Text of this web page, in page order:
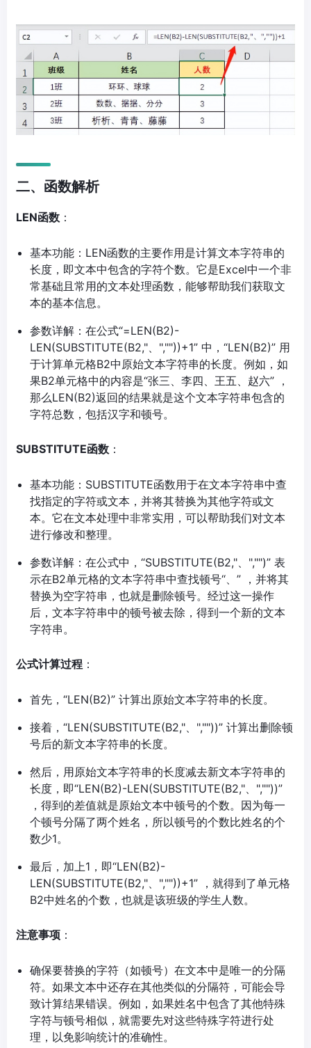
二、函数解析
LEN函数 ：
基本功能：LEN函数的主要作用是计算文本字符串的
长度，即文本中包含的字符个数。它是Excel中一个非
常基础且常用的文本处理函数，能够帮助我们获取文
本的基本信息。
参数详解：在公式“=LEN(B2)-
LEN(SUBSTITUTE(B2,"、",""))+1” 中，“LEN(B2)” 用
于计算单元格B2中原始文本字符串的长度。例如，如
果B2单元格中的内容是“张三、李四、王五、赵六” ，
那么LEN(B2)返回的结果就是这个文本字符串包含的
字符总数，包括汉字和顿号。
SUBSTITUTE函数 ：
基本功能：SUBSTITUTE函数用于在文本字符串中查
找指定的字符或文本，并将其替换为其他字符或文
本。它在文本处理中非常实用，可以帮助我们对文本
进行修改和整理。
参数详解：在公式中，“SUBSTITUTE(B2,"、","")” 表
示在B2单元格的文本字符串中查找顿号“、” ，并将其
替换为空字符串，也就是删除顿号。经过这一操作
后，文本字符串中的顿号被去除，得到一个新的文本
字符串。
公式计算过程 ：
首先，“LEN(B2)” 计算出原始文本字符串的长度。
接着，“LEN(SUBSTITUTE(B2,"、",""))” 计算出删除顿
号后的新文本字符串的长度。
然后，用原始文本字符串的长度减去新文本字符串的
长度，即“LEN(B2)-LEN(SUBSTITUTE(B2,"、",""))”
，得到的差值就是原始文本中顿号的个数。因为每一
个顿号分隔了两个姓名，所以顿号的个数比姓名的个
数少1。
最后，加上1，即“LEN(B2)-
LEN(SUBSTITUTE(B2,"、",""))+1” ，就得到了单元格
B2中姓名的个数，也就是该班级的学生人数。
注意事项 ：
确保要替换的字符（如顿号）在文本中是唯一的分隔
符。如果文本中还存在其他类似的分隔符，可能会导
致计算结果错误。例如，如果姓名中包含了其他特殊
字符与顿号相似，就需要先对这些特殊字符进行处
理，以免影响统计的准确性。